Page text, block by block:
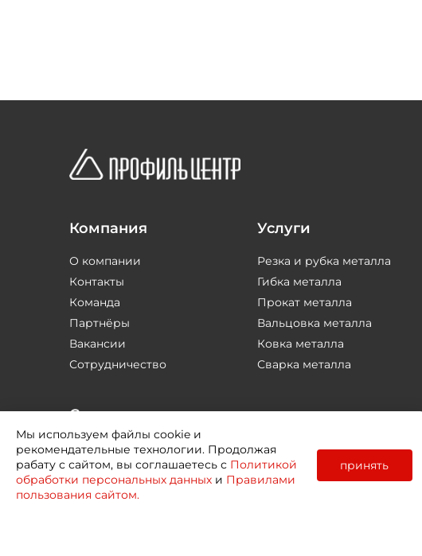
Компания
О компании
Контакты
Команда
Партнёры
Вакансии
Сотрудничество
Услуги
Резка и рубка металла
Гибка металла
Прокат металла
Вальцовка металла
Ковка металла
Сварка металла
Соцсети
Мы используем файлы cookie и
рекомендательные технологии. Продолжая
рабату с сайтом, вы соглашаетесь с Политикой
обработки персональных данных и Правилами
пользования сайтом.
принять